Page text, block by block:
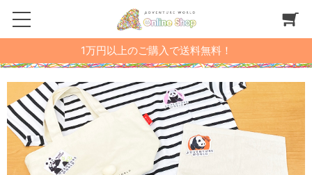
1万円以上のご購入で送料無料！